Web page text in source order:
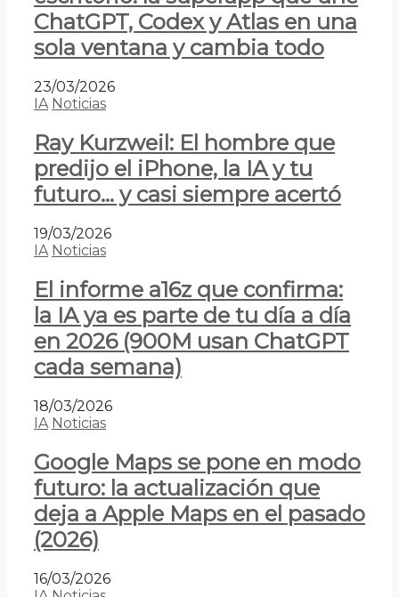
ChatGPT, Codex y Atlas en una
sola ventana y cambia todo
23/03/2026
IA Noticias
Ray Kurzweil: El hombre que
predijo el iPhone, la IA y tu
futuro… y casi siempre acertó
19/03/2026
IA Noticias
El informe a16z que confirma:
la IA ya es parte de tu día a día
en 2026 (900M usan ChatGPT
cada semana)
18/03/2026
IA Noticias
Google Maps se pone en modo
futuro: la actualización que
deja a Apple Maps en el pasado
(2026)
16/03/2026